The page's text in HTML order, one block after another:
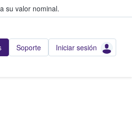
su valor nominal.
Soporte Iniciar sesión